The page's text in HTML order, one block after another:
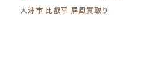
大津市 比叡平 屏風買取り